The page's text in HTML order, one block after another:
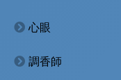
心眼
調香師